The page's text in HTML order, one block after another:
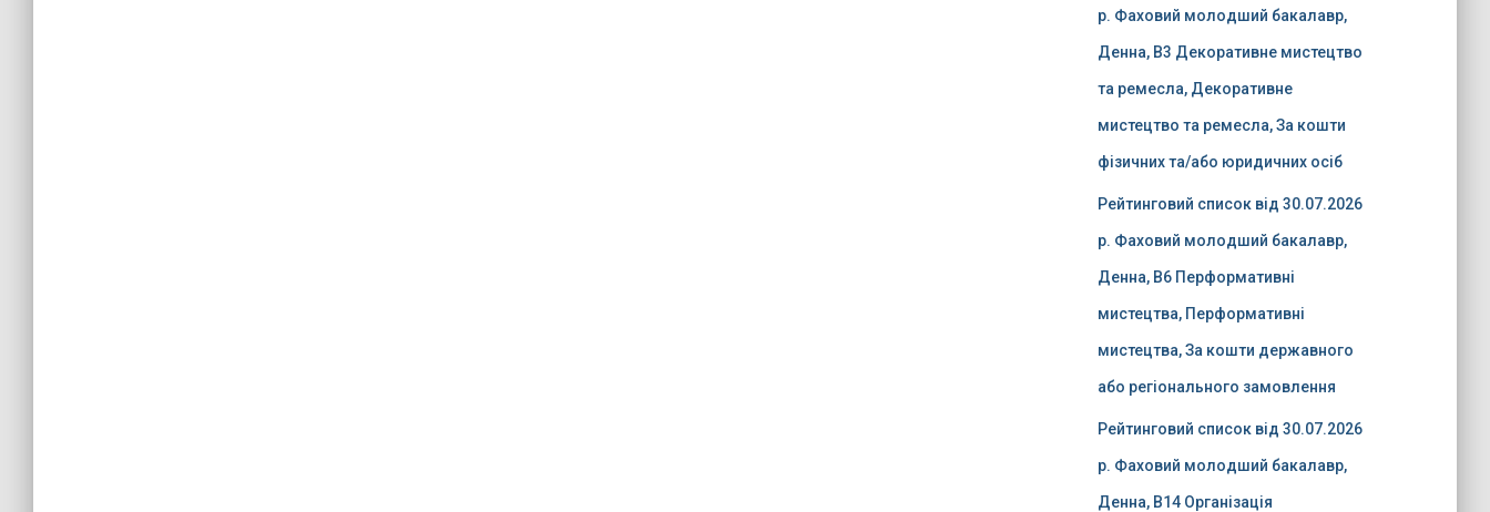
р. Фаховий молодший бакалавр,
Денна, B3 Декоративне мистецтво
та ремесла, Декоративне
мистецтво та ремесла, За кошти
фізичних та/або юридичних осіб
Рейтинговий список від 30.07.2026
р. Фаховий молодший бакалавр,
Денна, B6 Перформативні
мистецтва, Перформативні
мистецтва, За кошти державного
або регіонального замовлення
Рейтинговий список від 30.07.2026
р. Фаховий молодший бакалавр,
Денна, B14 Організація